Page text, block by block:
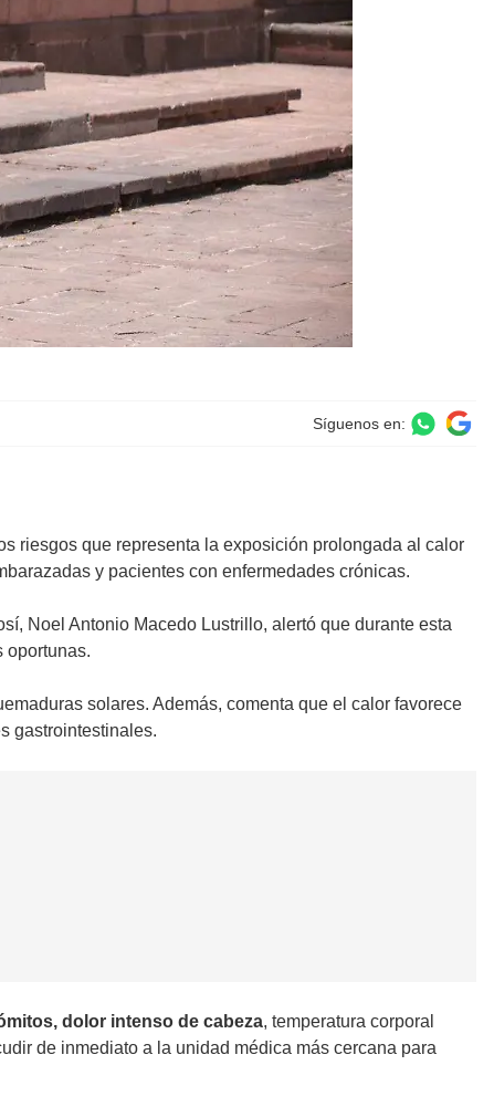
Síguenos en:
riesgos que representa la exposición prolongada al calor
y pacientes con enfermedades crónicas.
Noel Antonio Macedo Lustrillo, alertó que durante esta
oportunas.
solares. Además, comenta que el calor favorece
gastrointestinales.
dolor intenso de cabeza, temperatura corporal
de inmediato a la unidad médica más cercana para